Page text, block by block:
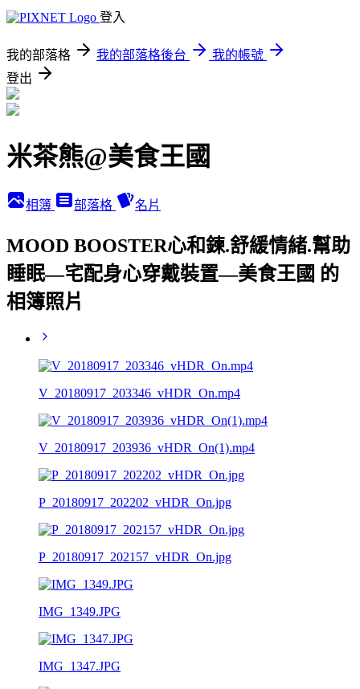
登入
我的部落格 我的部落格後台
我的帳號
登出
米茶熊@美食王國
相簿 部落格 名片
MOOD BOOSTER心和鍊.舒緩情緒.幫助
睡眠—宅配身心穿戴裝置—美食王國 的
相簿照片
V_20180917_203346_vHDR_On.mp4
V_20180917_203936_vHDR_On(1).mp4
P_20180917_202202_vHDR_On.jpg
P_20180917_202157_vHDR_On.jpg
IMG_1349.JPG
IMG_1347.JPG